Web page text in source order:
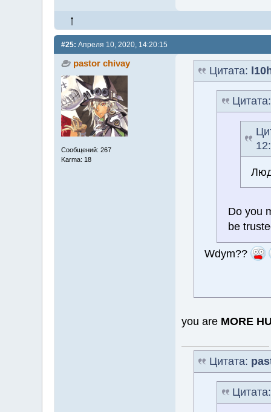
#25: Апреля 10, 2020, 14:20:15
pastor chivay
Сообщений: 267
Karma: 18
Цитата:
Do you
be
Wdym??
you are MORE
Цитата: